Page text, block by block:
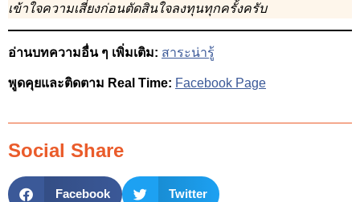
เข้าใจความเสี่ยงก่อนตัดสินใจลงทุนทุกครั้งครับ
อ่านบทความอื่น ๆ เพิ่มเติม: สาระน่ารู้
พูดคุยและติดตาม Real Time: Facebook Page
Social Share
Facebook Twitter